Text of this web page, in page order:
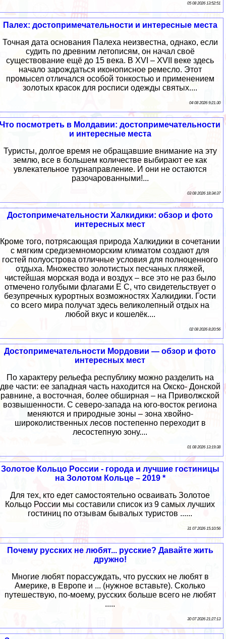
05 08 2026 13:52:51
Палех: достопримечательности и интересные места
Точная дата основания Палеха неизвестна, однако, если
судить по древним летописям, он начал своё
существование ещё до 15 века. В XVI – XVII веке здесь
начало зарождаться иконописное ремесло. Этот
промысел отличался особой тонкостью и применением
золотых красок для росписи одежды святых....
04 08 2026 9:21:30
Что посмотреть в Молдавии: достопримечательности
и интересные места
Туристы, долгое время не обращавшие внимание на эту
землю, все в большем количестве выбирают ее как
увлекательное турнаправление. И они не остаются
разочарованными!...
03 08 2026 18:34:37
Достопримечательности Халкидики: обзор и фото
интересных мест
Кроме того, потрясающая природа Халкидики в сочетании
с мягким средиземноморским климатом создают для
гостей полуострова отличные условия для полноценного
отдыха. Множество золотистых песчаных пляжей,
чистейшая морская вода и воздух – все это не раз было
отмечено голубыми флагами Е С, что свидетельствует о
безупречных курортных возможностях Халкидики. Гости
со всего мира получат здесь великолепный отдых на
любой вкус и кошелёк....
02 08 2026 8:20:56
Достопримечательности Мордовии — обзор и фото
интересных мест
По характеру рельефа республику можно разделить на
две части: ее западная часть находится на Окско- Донской
равнине, а восточная, более обширная – на Приволжской
возвышенности. С северо-запада на юго-восток региона
меняются и природные зоны – зона хвойно-
широколиственных лесов постепенно переходит в
лесостепную зону....
01 08 2026 13:19:38
Золотое Кольцо России - города и лучшие гостиницы
на Золотом Кольце – 2019 *
Для тех, кто едет самостоятельно осваивать Золотое
Кольцо России мы составили список из 9 самых лучших
гостиниц по отзывам бывалых туристов ......
31 07 2026 15:10:56
Почему русских не любят... русские? Давайте жить
дружно!
Многие любят порассуждать, что русских не любят в
Америке, в Европе и ... (нужное вставьте). Сколько
путешествую, по-моему, русских больше всего не любят
.....
30 07 2026 21:27:13